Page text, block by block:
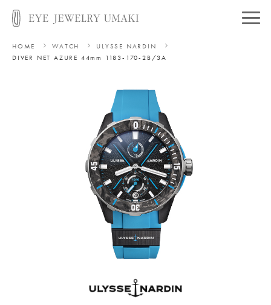
HOME WATCH
ULYSSE NARDIN
DIVER NET AZURE 44mm
1183-170-2B/3A